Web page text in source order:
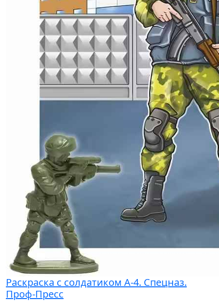
Раскраска с солдатиком А-4. Спецназ.
Проф-Пресс